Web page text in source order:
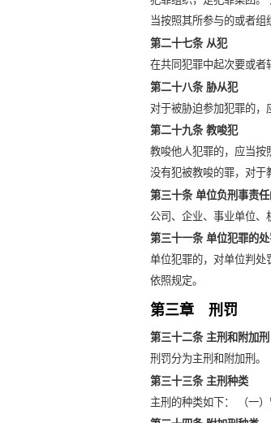
当按照其所参与的或者组
第二十七条 从犯
在共同犯罪中起次要或者
第二十八条 胁从犯
对于被胁迫参加犯罪的，
第二十九条 教唆犯
教唆他人犯罪的，应当按
没有犯被教唆的罪，对于
第三十条 单位负刑事责任
公司、企业、事业单位、
第三十一条 单位犯罪的处
单位犯罪的，对单位判处
依照规定。
第三章 刑罚
第三十二条 主刑和附加刑
刑罚分为主刑和附加刑。
第三十三条 主刑种类
主刑的种类如下： （一